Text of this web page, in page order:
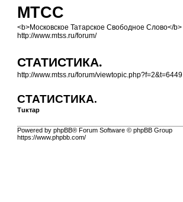
МТСС
<b>Московское Татарское Свободное Слово</b>
http://www.mtss.ru/forum/
СТАТИСТИКА.
http://www.mtss.ru/forum/viewtopic.php?f=2&t=6449
СТАТИСТИКА.
Тuктар
Powered by phpBB® Forum Software © phpBB Group
https://www.phpbb.com/